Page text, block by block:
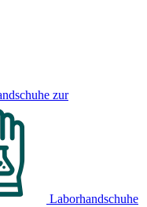
zur
Laborhandschuhe